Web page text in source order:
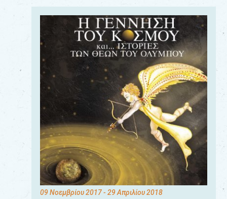
09 Νοεμβρίου 2017- 29 Απριλίου 2018